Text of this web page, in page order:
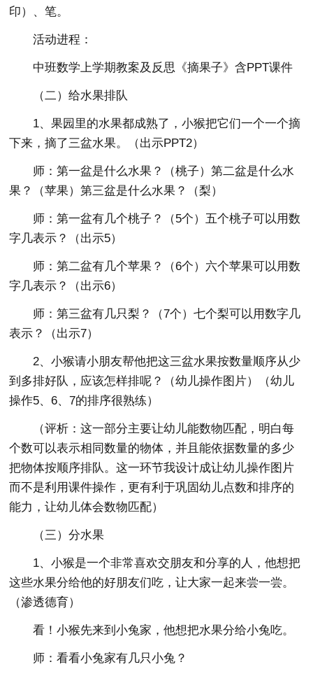
印）、笔。
活动进程：
中班数学上学期教案及反思《摘果子》含PPT课件
（二）给水果排队
1、果园里的水果都成熟了，小猴把它们一个一个摘
下来，摘了三盆水果。（出示PPT2）
师：第一盆是什么水果？（桃子）第二盆是什么水
果？（苹果）第三盆是什么水果？（梨）
师：第一盆有几个桃子？（5个）五个桃子可以用数
字几表示？（出示5）
师：第二盆有几个苹果？（6个）六个苹果可以用数
字几表示？（出示6）
师：第三盆有几只梨？（7个）七个梨可以用数字几
表示？（出示7）
2、小猴请小朋友帮他把这三盆水果按数量顺序从少
到多排好队，应该怎样排呢？（幼儿操作图片）（幼儿
操作5、6、7的排序很熟练）
（评析：这一部分主要让幼儿能数物匹配，明白每
个数可以表示相同数量的物体，并且能依据数量的多少
把物体按顺序排队。这一环节我设计成让幼儿操作图片
而不是利用课件操作，更有利于巩固幼儿点数和排序的
能力，让幼儿体会数物匹配）
（三）分水果
1、小猴是一个非常喜欢交朋友和分享的人，他想把
这些水果分给他的好朋友们吃，让大家一起来尝一尝。
（渗透德育）
看！小猴先来到小兔家，他想把水果分给小兔吃。
师：看看小兔家有几只小兔？